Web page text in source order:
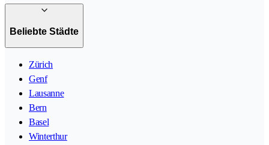
Beliebte Städte
Zürich
Genf
Lausanne
Bern
Basel
Winterthur